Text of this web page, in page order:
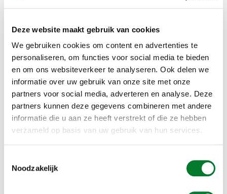
Deze website maakt gebruik van cookies
We gebruiken cookies om content en advertenties te
personaliseren, om functies voor social media te bieden
en om ons websiteverkeer te analyseren. Ook delen we
informatie over uw gebruik van onze site met onze
partners voor social media, adverteren en analyse. Deze
partners kunnen deze gegevens combineren met andere
informatie die u aan ze heeft verstrekt of die ze hebben
verzameld op basis van uw gebruik van hun services.
Noodzakelijk
€24,50
OUT OF STOCK
Out of stock
SKU: VV220
Gratis verzending vanaf € 49,00